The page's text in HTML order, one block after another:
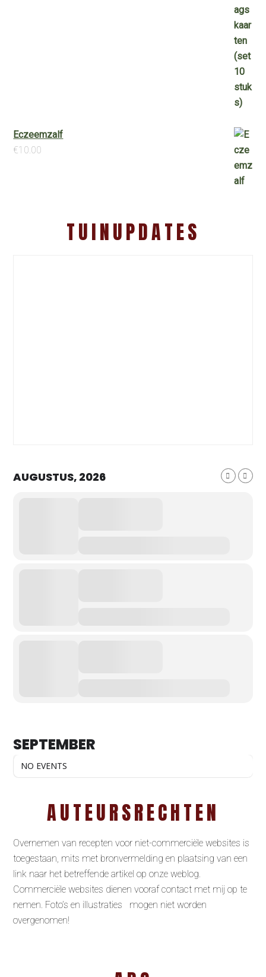
Eczeemzalf
€10.00
TUINUPDATES
AUGUSTUS, 2026
SEPTEMBER
NO EVENTS
AUTEURSRECHTEN
Overnemen van recepten voor niet-commerciële websites is
toegestaan, mits met bronvermelding en plaatsing van een
link naar het betreffende artikel op onze weblog.
Commerciële websites dienen vooraf contact met mij op te
nemen. Foto’s en illustraties mogen niet worden
overgenomen!